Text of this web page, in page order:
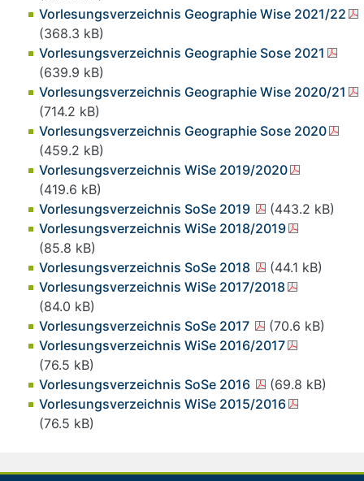
Vorlesungsverzeichnis Geographie Wise 2021/22
(368.3 kB)
Vorlesungsverzeichnis Geographie Sose 2021
(639.9 kB)
Vorlesungsverzeichnis Geographie Wise 2020/21
(714.2 kB)
Vorlesungsverzeichnis Geographie Sose 2020
(459.2 kB)
Vorlesungsverzeichnis WiSe 2019/2020
(419.6 kB)
Vorlesungsverzeichnis SoSe 2019
(443.2 kB)
Vorlesungsverzeichnis WiSe 2018/2019
(85.8 kB)
Vorlesungsverzeichnis SoSe 2018
(44.1 kB)
Vorlesungsverzeichnis WiSe 2017/2018
(84.0 kB)
Vorlesungsverzeichnis SoSe 2017
(70.6 kB)
Vorlesungsverzeichnis WiSe 2016/2017
(76.5 kB)
Vorlesungsverzeichnis SoSe 2016
(69.8 kB)
Vorlesungsverzeichnis WiSe 2015/2016
(76.5 kB)